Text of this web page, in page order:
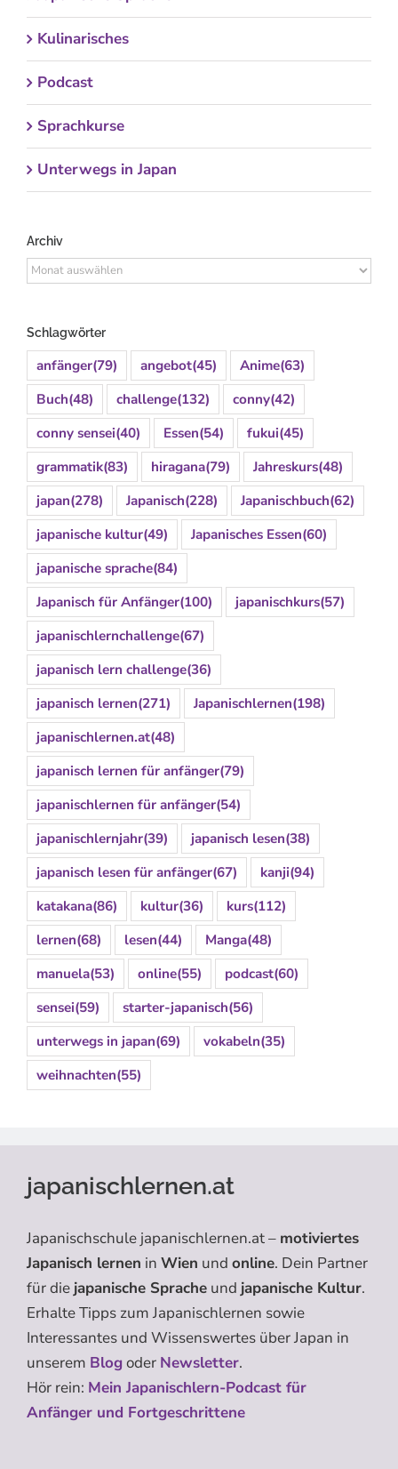
Kulinarisches
Podcast
Sprachkurse
Unterwegs in Japan
Archiv
Archiv
Schlagwörter
anfänger(79) angebot(45) Anime(63)
Buch(48) challenge(132) conny(42)
conny sensei(40) Essen(54) fukui(45)
grammatik(83) hiragana(79) Jahreskurs(48)
japan(278) Japanisch(228) Japanischbuch(62)
japanische kultur(49) Japanisches Essen(60)
japanische sprache(84)
Japanisch für Anfänger(100) japanischkurs(57)
japanischlernchallenge(67)
japanisch lern challenge(36)
japanisch lernen(271) Japanischlernen(198)
japanischlernen.at(48)
japanisch lernen für anfänger(79)
japanischlernen für anfänger(54)
japanischlernjahr(39) japanisch lesen(38)
japanisch lesen für anfänger(67) kanji(94)
katakana(86) kultur(36) kurs(112)
lernen(68) lesen(44) Manga(48)
manuela(53) online(55) podcast(60)
sensei(59) starter-japanisch(56)
unterwegs in japan(69) vokabeln(35)
weihnachten(55)
japanischlernen.at
Japanischschule japanischlernen.at – motiviertes
Japanisch lernen in Wien und online. Dein Partner
für die japanische Sprache und japanische Kultur.
Erhalte Tipps zum Japanischlernen sowie
Interessantes und Wissenswertes über Japan in
unserem Blogoder Newsletter.
Hör rein: Mein Japanischlern-Podcast für
Anfänger und Fortgeschrittene